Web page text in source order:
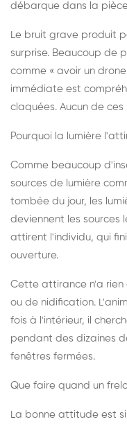
débarque dans la
Le bruit grave produit
surprise. Beaucoup de
comme « avoir un
immédiate est
claquées. Aucun de ces
Pourquoi la lumière
Comme beaucoup
sources de lumière
tombée du jour, les
deviennent les sources
attirent l'individu, qui
ouverture.
Cette attirance n'a
ou de nidification.
fois à l'intérieur, il
pendant des dizaines
fenêtres fermées.
Que faire quand un
La bonne attitude est